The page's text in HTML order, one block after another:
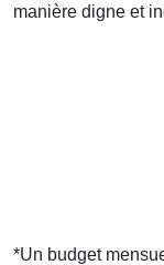
manière digne et
*Un budget